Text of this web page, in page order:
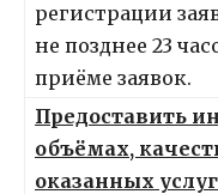
регистрации
не позднее 23
приёме заявок.
Предоставить
объёмах,
оказанных